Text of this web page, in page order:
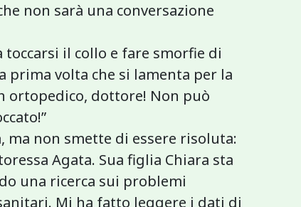
non sarà una conversazione
toccarsi il collo e fare smorfie di
prima volta che si lamenta per la
ortopedico, dottore! Non può
ma non smette di essere risoluta:
Agata. Sua figlia Chiara sta
una ricerca sui problemi
Mi ha fatto leggere i dati di